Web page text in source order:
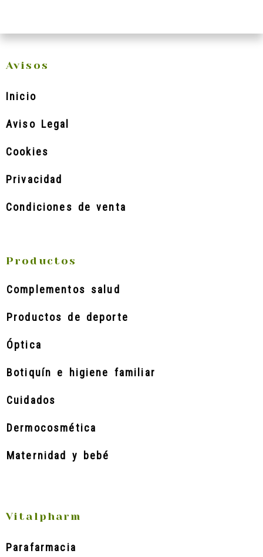
Avisos
Inicio
Aviso Legal
Cookies
Privacidad
Condiciones de venta
Productos
Complementos salud
Productos de deporte
Óptica
Botiquín e higiene familiar
Cuidados
Dermocosmética
Maternidad y bebé
Vitalpharm
Parafarmacia